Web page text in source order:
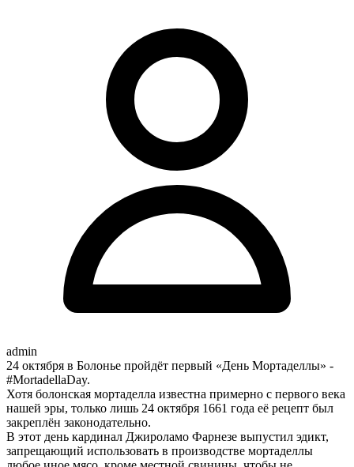
admin
24 октября в Болонье пройдёт первый «День Мортаделлы» -
#MortadellaDay.
Хотя болонская мортаделла известна примерно с первого века
нашей эры, только лишь 24 октября 1661 года её рецепт был
закреплён законодательно.
В этот день кардинал Джироламо Фарнезе выпустил эдикт,
запрещающий использовать в производстве мортаделлы